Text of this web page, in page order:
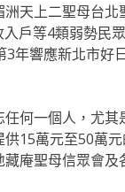
天上二聖母台
戶等4類弱勢民
年響應新北市好
何一個人，尤
15萬元至50萬
庵聖母信眾會